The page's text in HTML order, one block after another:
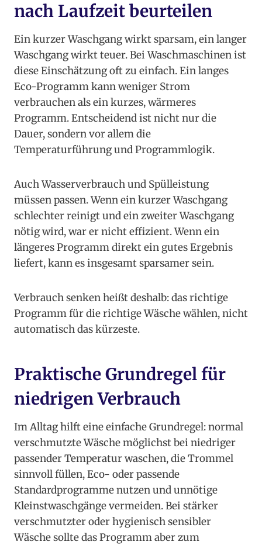
nach Laufzeit beurteilen
Ein kurzer Waschgang wirkt sparsam, ein langer
Waschgang wirkt teuer. Bei Waschmaschinen ist
diese Einschätzung oft zu einfach. Ein langes
Eco-Programm kann weniger Strom
verbrauchen als ein kurzes, wärmeres
Programm. Entscheidend ist nicht nur die
Dauer, sondern vor allem die
Temperaturführung und Programmlogik.
Auch Wasserverbrauch und Spülleistung
müssen passen. Wenn ein kurzer Waschgang
schlechter reinigt und ein zweiter Waschgang
nötig wird, war er nicht effizient. Wenn ein
längeres Programm direkt ein gutes Ergebnis
liefert, kann es insgesamt sparsamer sein.
Verbrauch senken heißt deshalb: das richtige
Programm für die richtige Wäsche wählen, nicht
automatisch das kürzeste.
Praktische Grundregel für
niedrigen Verbrauch
Im Alltag hilft eine einfache Grundregel: normal
verschmutzte Wäsche möglichst bei niedriger
passender Temperatur waschen, die Trommel
sinnvoll füllen, Eco- oder passende
Standardprogramme nutzen und unnötige
Kleinstwaschgänge vermeiden. Bei stärker
verschmutzter oder hygienisch sensibler
Wäsche sollte das Programm aber zum